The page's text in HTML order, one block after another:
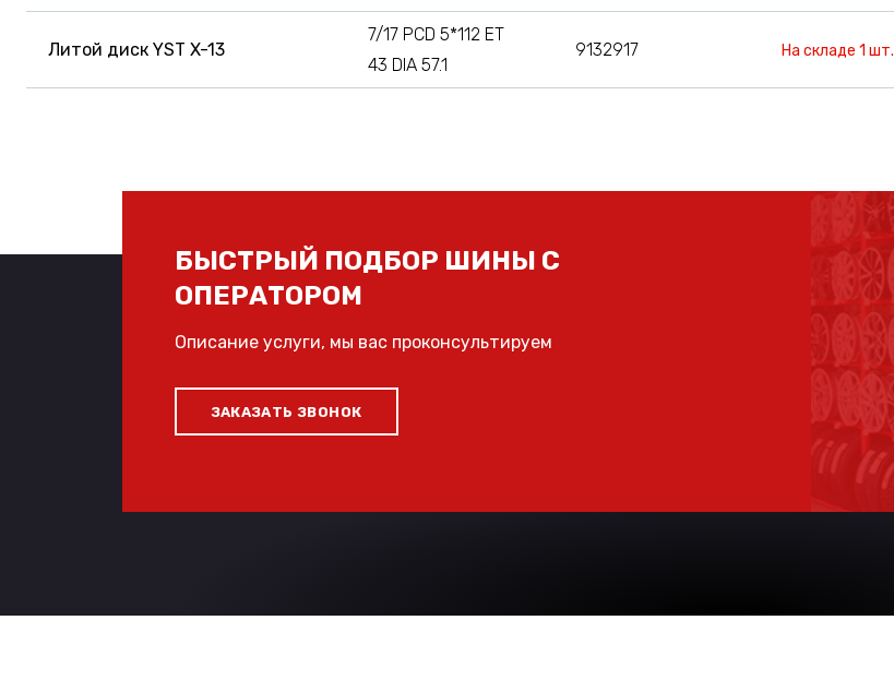
Литой диск YST X-13
7/17 PCD 5*112 ET
43 DIA 57.1
9132917 На складе 1 шт.
БЫСТРЫЙ ПОДБОР ШИНЫ С
ОПЕРАТОРОМ
Описание услуги, мы вас проконсультируем
ЗАКАЗАТЬ ЗВОНОК